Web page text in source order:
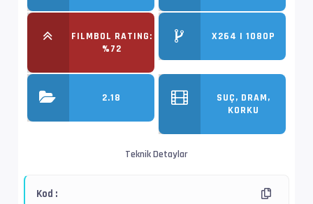
FILMBOL RATING:
%72
X264 | 1080P
2.18
SUÇ, DRAM,
KORKU
Teknik Detaylar
Kod :